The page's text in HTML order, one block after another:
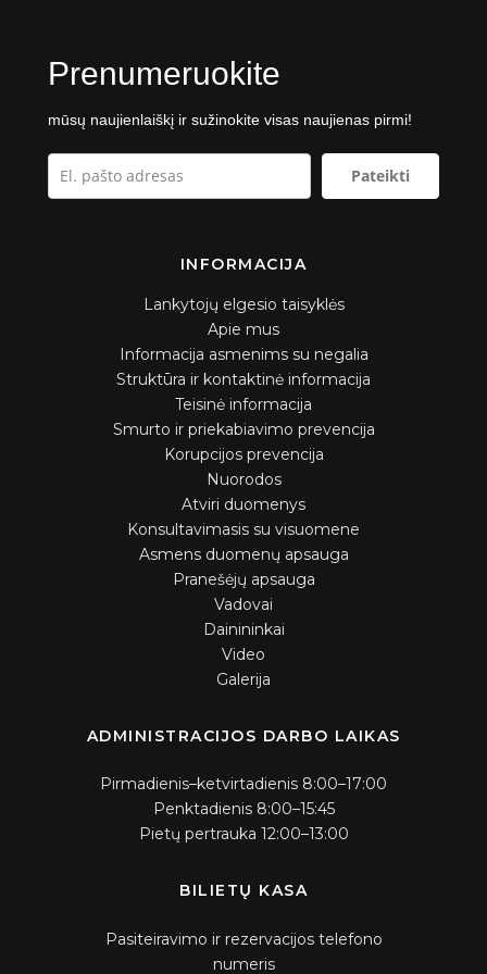
Galerija
2021 m.
2022 m.
2023 m.
2025 m.
Dalyviai
Vidaus kontrolės dokumentai
Planavimo dokumentai
Darbuotojų, civilinės ir gaisrinės saugos
Konkursai ir laisvos darbo vietos
Prenumeruokite
mūsų naujienlaiškį ir sužinokite visas naujienas pirmi!
Pateikti
INFORMACIJA
Lankytojų elgesio taisyklės
Apie mus
Informacija asmenims su negalia
Struktūra ir kontaktinė informacija
Teisinė informacija
Smurto ir priekabiavimo prevencija
Korupcijos prevencija
Nuorodos
Atviri duomenys
Konsultavimasis su visuomene
Asmens duomenų apsauga
Pranešėjų apsauga
Vadovai
Dainininkai
Video
Galerija
ADMINISTRACIJOS DARBO LAIKAS
Pirmadienis–ketvirtadienis 8:00–17:00
Penktadienis 8:00–15:45
Pietų pertrauka 12:00–13:00
BILIETŲ KASA
Pasiteiravimo ir rezervacijos telefono
numeris